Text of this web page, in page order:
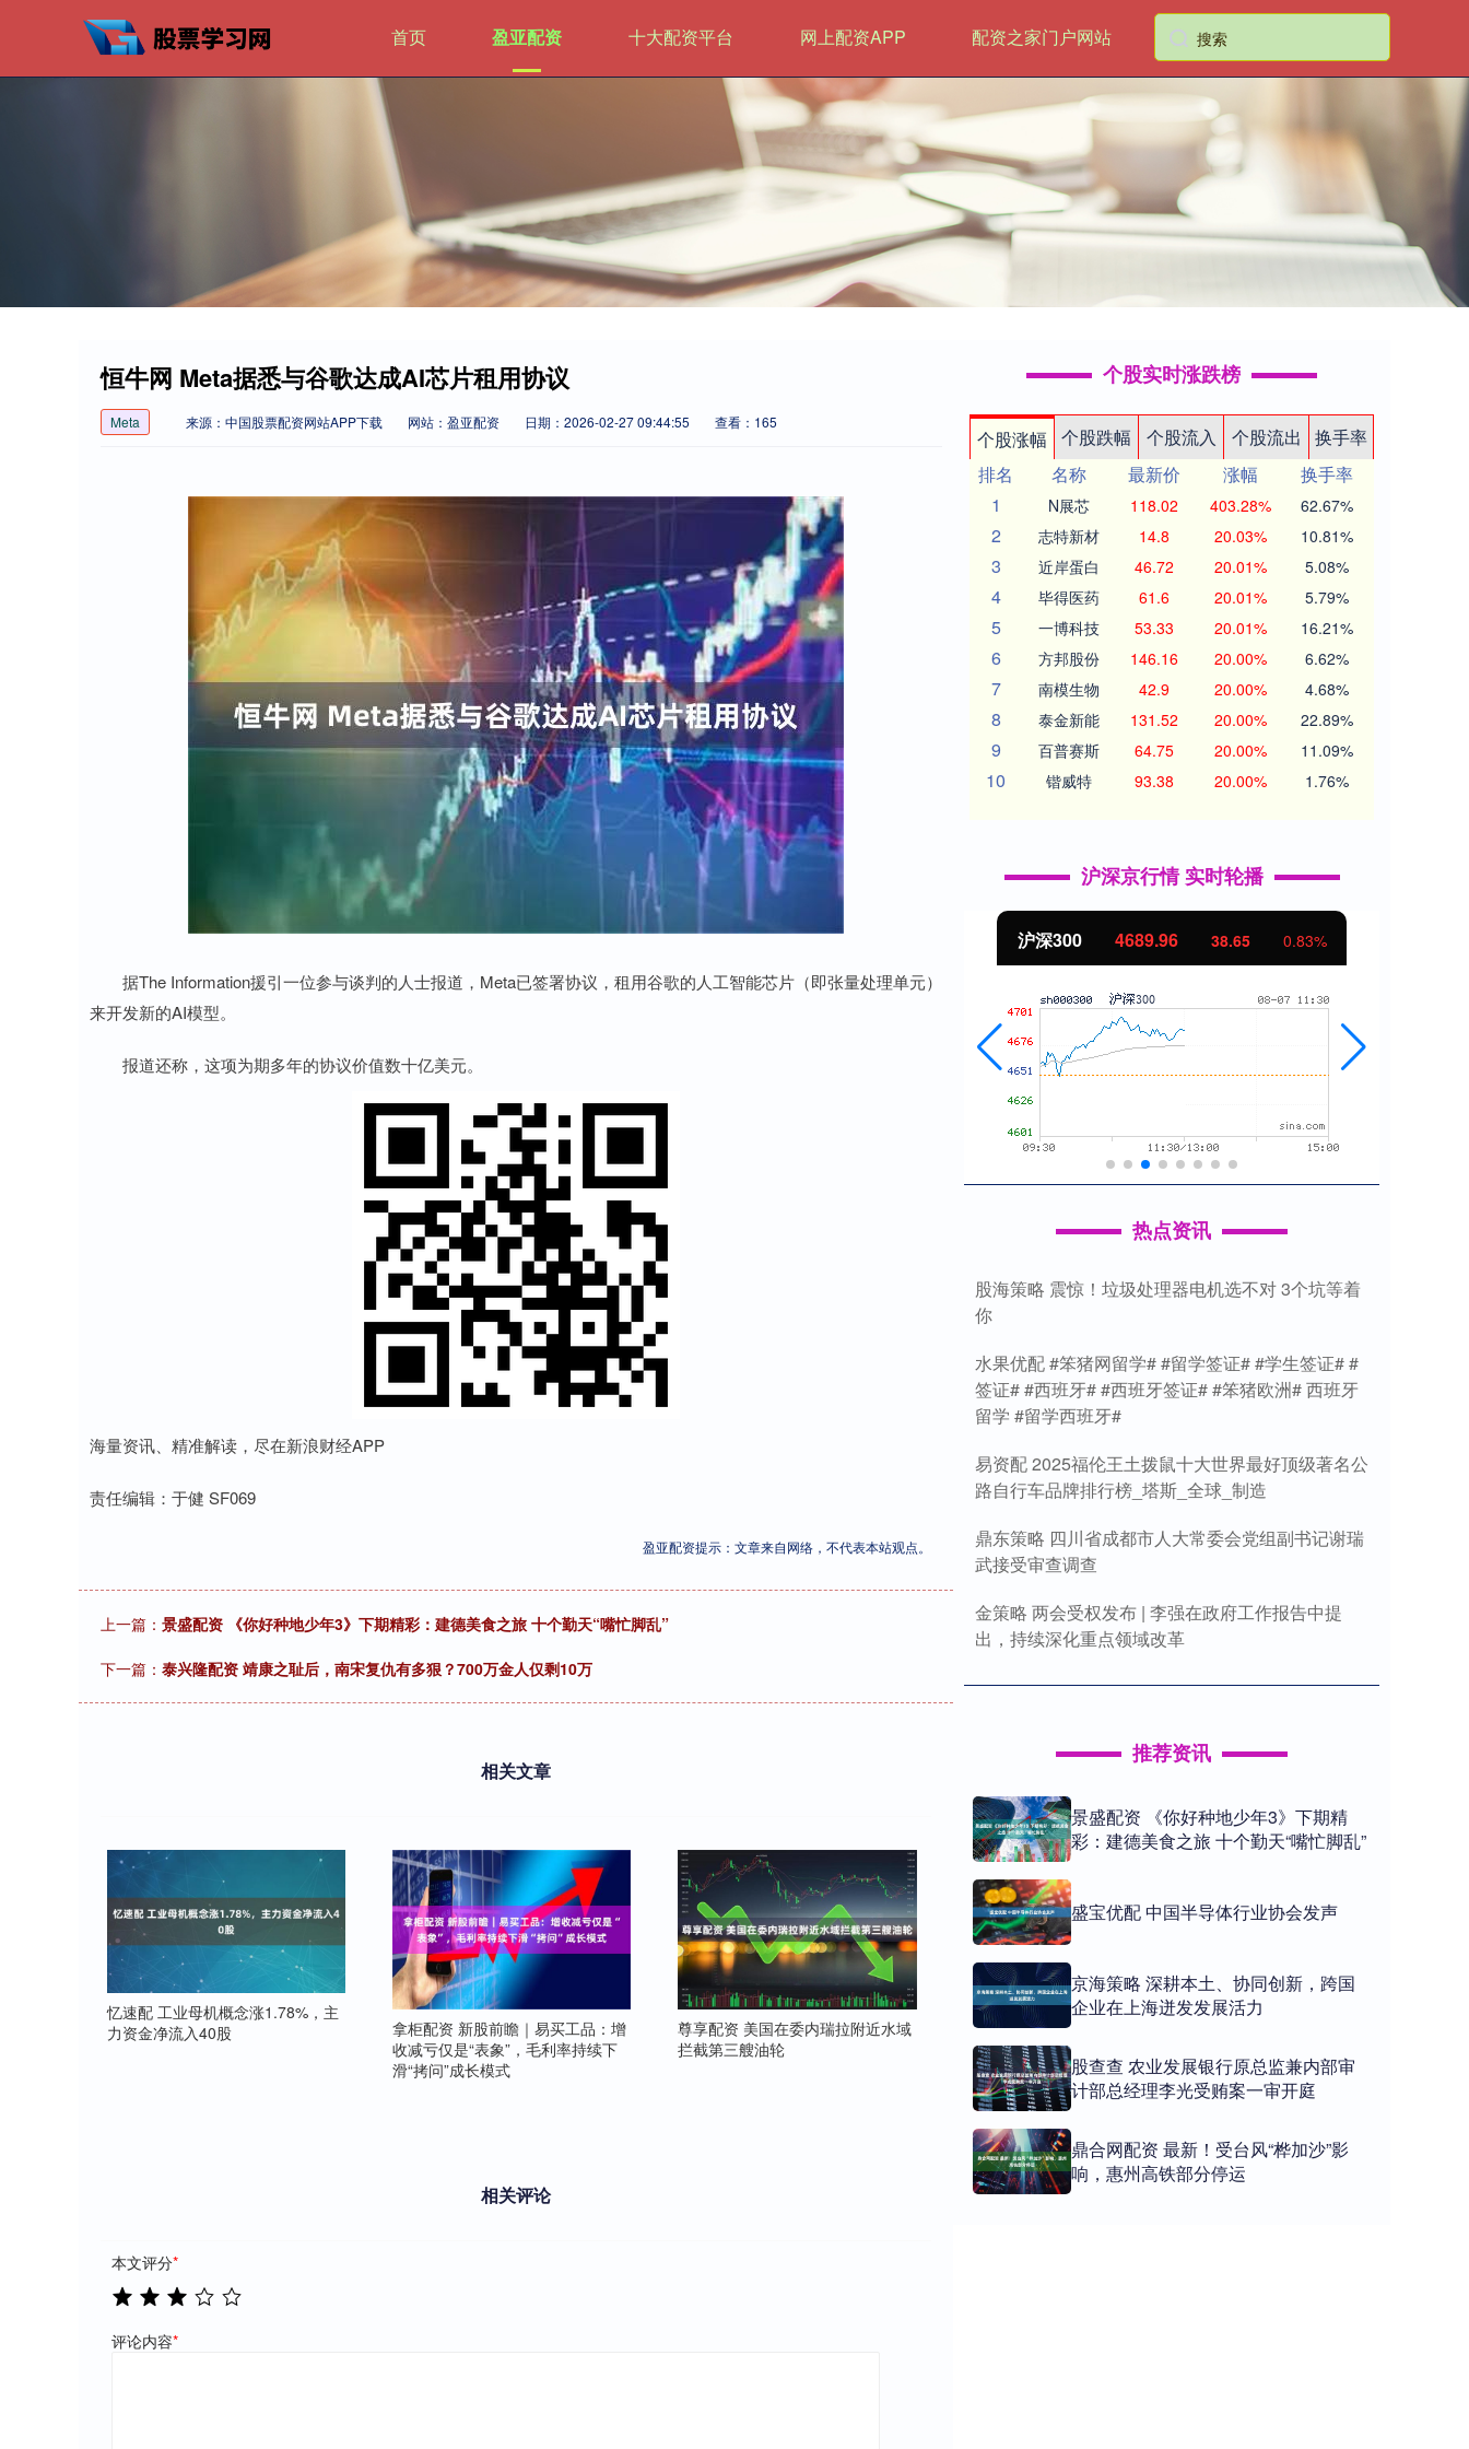
首页 盈亚配资 十大配资平台 网上配资APP 配资之家门户网站
恒牛网 Meta据悉与谷歌达成AI芯片租用协议
Meta 来源：中国股票配资网站APP下载 网站：盈亚配资 日期：2026-02-27 09:44:55 查看：165
据The Information援引一位参与谈判的人士报道，Meta已签署协议，租用谷歌的人工智能芯片（即张量处理单元）
来开发新的AI模型。
报道还称，这项为期多年的协议价值数十亿美元。
海量资讯、精准解读，尽在新浪财经APP
责任编辑：于健 SF069
盈亚配资提示：文章来自网络，不代表本站观点。
上一篇： 景盛配资 《你好种地少年3》下期精彩：建德美食之旅 十个勤天“嘴忙脚乱”
下一篇： 泰兴隆配资 靖康之耻后，南宋复仇有多狠？700万金人仅剩10万
相关文章
忆速配 工业母机概念涨1.78%，主
力资金净流入40股
拿柜配资 新股前瞻｜易买工品：增
收减亏仅是“表象”，毛利率持续下
滑“拷问”成长模式
尊享配资 美国在委内瑞拉附近水域
拦截第三艘油轮
相关评论
本文评分*
评论内容*
个股实时涨跌榜
个股涨幅 个股跌幅 个股流入 个股流出
换手率
排名
名称 最新价 涨幅
换手率
1
N展芯 118.02 403.28% 62.67%
2 志特新材 14.8 20.03% 10.81%
3 近岸蛋白 46.72 20.01% 5.08%
4 毕得医药 61.6 20.01% 5.79%
5 一博科技 53.33 20.01% 16.21%
6 方邦股份 146.16 20.00% 6.62%
7 南模生物 42.9 20.00% 4.68%
8 泰金新能 131.52 20.00% 22.89%
9 百普赛斯 64.75 20.00% 11.09%
10 锴威特 93.38 20.00% 1.76%
沪深京行情 实时轮播
上证指数 3919.51 19.16 0.49% 深证成指 14295.08 184.96 沪深300 4689.96 38.65 0.83%
热点资讯
股海策略 震惊！垃圾处理器电机选不对 3个坑等着
你
水果优配 #笨猪网留学# #留学签证# #学生签证# #
签证# #西班牙# #西班牙签证# #笨猪欧洲# 西班牙
留学 #留学西班牙#
易资配 2025福伦王土拨鼠十大世界最好顶级著名公
路自行车品牌排行榜_塔斯_全球_制造
鼎东策略 四川省成都市人大常委会党组副书记谢瑞
武接受审查调查
金策略 两会受权发布 | 李强在政府工作报告中提
出，持续深化重点领域改革
推荐资讯
景盛配资 《你好种地少年3》下期精
彩：建德美食之旅 十个勤天“嘴忙脚乱”
盛宝优配 中国半导体行业协会发声
京海策略 深耕本土、协同创新，跨国
企业在上海迸发发展活力
股查查 农业发展银行原总监兼内部审
计部总经理李光受贿案一审开庭
鼎合网配资 最新！受台风“桦加沙”影
响，惠州高铁部分停运